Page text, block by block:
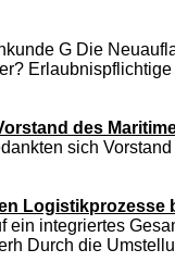
G Die
des
sich
Logistikprozesse
ein integriertes
Durch die